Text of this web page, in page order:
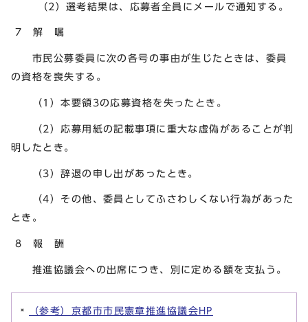
（2）選考結果は、応募者全員にメールで通知する。
7 解 嘱
市民公募委員に次の各号の事由が生じたときは、委員
の資格を喪失する。
（1）本要領3の応募資格を失ったとき。
（2）応募用紙の記載事項に重大な虚偽があることが判
明したとき。
（3）辞退の申し出があったとき。
（4）その他、委員としてふさわしくない行為があった
とき。
8 報 酬
推進協議会への出席につき、別に定める額を支払う。
（参考）京都市市民憲章推進協議会HP